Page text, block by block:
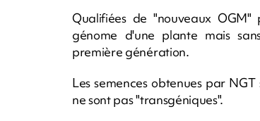
Qualifiées de "nouveaux
génome d'une plante mais
première génération.
Les semences obtenues par
ne sont pas "transgéniques".